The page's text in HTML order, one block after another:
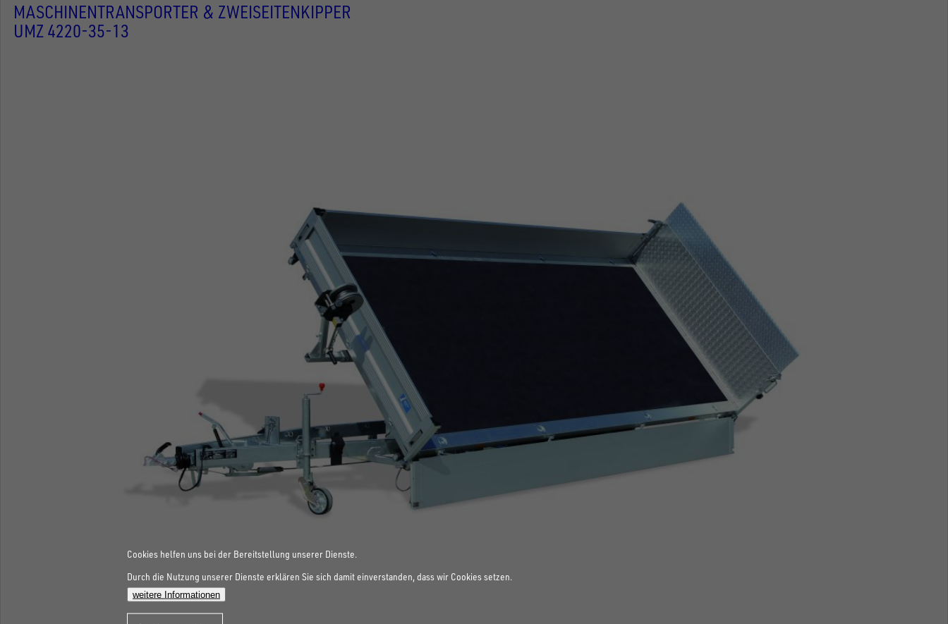
MASCHINENTRANSPORTER & ZWEISEITENKIPPER
UMZ 4220-35-13
Cookies helfen uns bei der Bereitstellung unserer Dienste.
Durch die Nutzung unserer Dienste erklären Sie sich damit einverstanden, dass wir Cookies setzen.
weitere Informationen